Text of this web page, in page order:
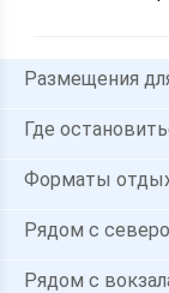
Размещения
Где
Форматы
Рядом с
Рядом с